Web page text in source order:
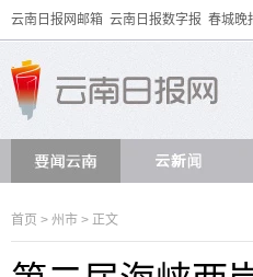
云南日报网邮箱 云南日报数字报 春城晚
首页 > 州市 > 正文